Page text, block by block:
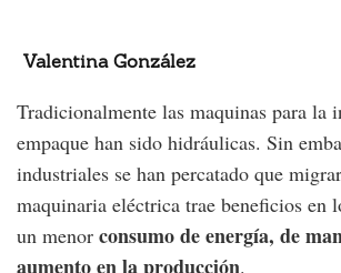
Valentina González
Tradicionalmente las maquinas para la
empaque han sido hidráulicas. Sin
industriales se han percatado que
maquinaria eléctrica trae beneficios en
un menor consumo de energía, de
aumento en la producción.